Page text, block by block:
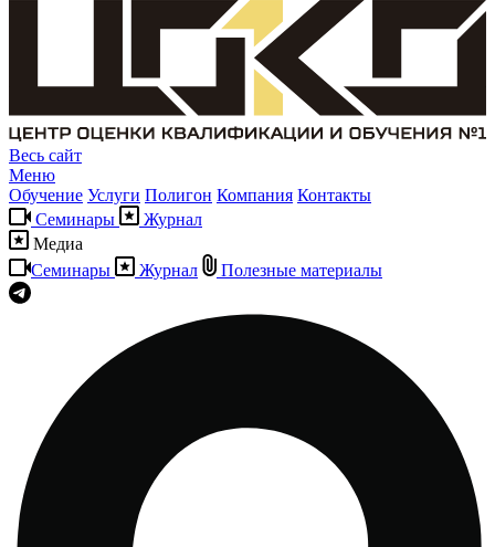
Весь сайт
Меню
Обучение Услуги Полигон Компания Контакты
Семинары
Журнал
Медиа
Семинары
Журнал Полезные материалы